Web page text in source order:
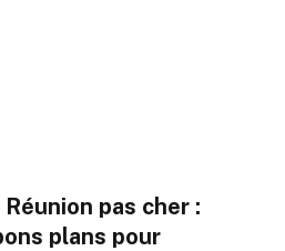
pas cher :
plans pour